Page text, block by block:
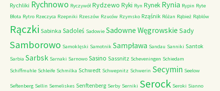
Rychliki Rychnowo Ryczywół Rydzewo Ryki Ryn Rynek Rynia Rypin Ryte
Błota Rytro Rzeczyca Rzepniki Rzeszów Rzuców Rzymsko Rząśnik Różan Rąbież Rąblów
Rączki Sabinka Sadoleś Sadowie Sadowne Węgrowskie Sady
Samborowo Samoklęski Samotnik Sampława Sandau Sanniki Santok
Sarbia Sarbsk Sarnaki Sarnowo Sasino Sassnitz Scheveningen Schiedam
Schiffmuhle Schleife Schmilka Schwedt Schwepnitz Schwerin Secymin Seelow
Seftenberg Sellin Semeliskes Senftenberg Serby Serniki Serock Seroki Sianno